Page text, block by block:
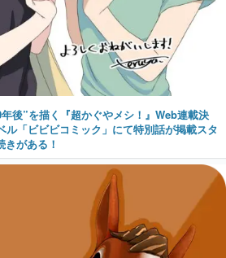
年後”を描く『超かぐやメシ！』Web連載決
ル「ビビビコミック」にて特別話が掲載スタ
がある！